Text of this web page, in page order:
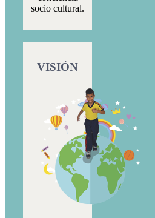
socio cultural.
VISIÓN